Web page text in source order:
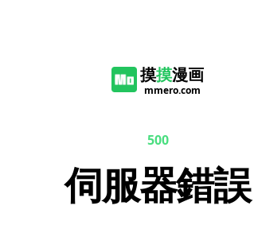
摸摸漫画
mmero.com
500
伺服器錯誤